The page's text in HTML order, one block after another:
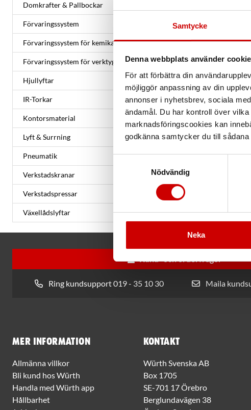
Samtycke
Denna webbplats använder
För att förbättra din
möjliggör anpassning av din
annonser i nyhetsbrev, sociala
ändamål. Du har kontroll över
marknadsföringscookies kan
godkänna samtycker du till
Nödvändig
Neka
Domkrafter & Pallbockar
Förvaringssystem
Förvaringssystem för kemikalier
Förvaringssystem för verktyg
Hjullyftar
IR-Torkar
Kontorsmaterial
Lyft & Surrning
Pneumatik
Verkstadskranar
Verkstadspressar
Växellådslyftar
60 L
Kund- och orderfrågor
Ring kundsupport 019 - 35 10 30 Maila
Mer information
Allmänna villkor
Bli kund hos Würth
Handla med Würth app
Hållbarhet
Kontakt
Würth Svenska AB
Box 1705
SE-701 17 Örebro
Berglundavägen 38